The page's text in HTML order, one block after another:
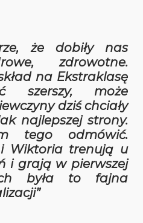
że dobiły nas
zdrowotne.
na Ekstraklasę
szerszy, może
dziś chciały
najlepszej strony.
tego odmówić.
Wiktoria trenują u
i grają w pierwszej
była to fajna